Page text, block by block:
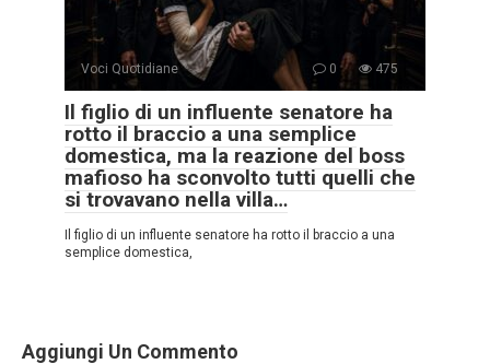
Voci Quotidiane 0 475
Il figlio di un influente senatore ha
rotto il braccio a una semplice
domestica, ma la reazione del boss
mafioso ha sconvolto tutti quelli che
si trovavano nella villa…
Il figlio di un influente senatore ha rotto il braccio a una
semplice domestica,
Aggiungi Un Commento